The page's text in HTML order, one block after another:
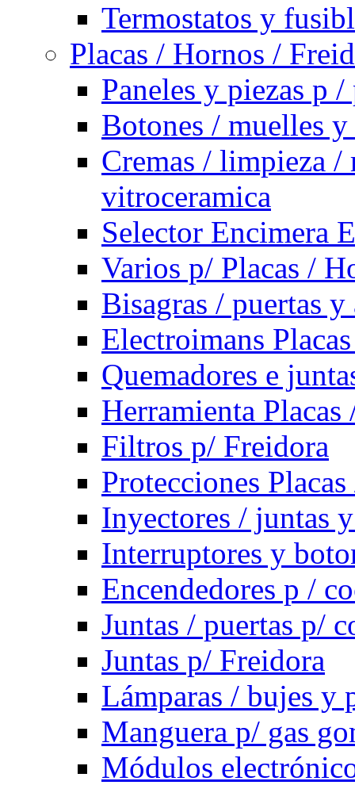
Termostatos y
Placas / Hornos /
Paneles y piezas p
Botones / muelles
Cremas / limpieza /
vitroceramica
Selector Encimera
Varios p/ Placas /
Bisagras / puertas y
Electroimans
Quemadores e
Herramienta
Filtros p/ Freidora
Protecciones
Inyectores / juntas
Interruptores y
Encendedores p /
Juntas / puertas p/
Juntas p/ Freidora
Lámparas / bujes y
Manguera p/ gas
Módulos